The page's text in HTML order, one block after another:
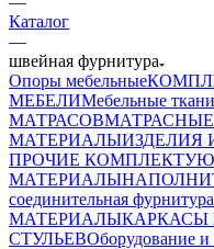
Каталог
—
швейная фурнитура
Опоры мебельные
МЕБЕЛИМебельные ткани
МАТРАСОВ
МАТЕРИАЛЫИЗДЕЛИЯ
ПРОЧИЕ
МАТЕРИАЛЫ
соединительная фурнитура
МАТЕРИАЛЫКАРКАСЫ
СТУЛЬЕВОборудование